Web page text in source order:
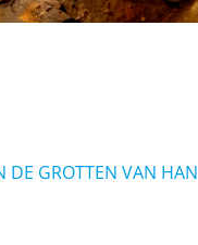
DE GROTTEN VAN HAN